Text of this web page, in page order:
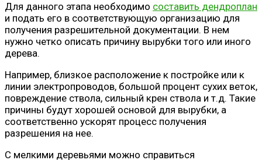
Для данного этапа необходимо составить дендроплан
и подать его в соответствующую организацию для
получения разрешительной документации. В нем
нужно четко описать причину вырубки того или иного
дерева.
Например, близкое расположение к постройке или к
линии электропроводов, большой процент сухих веток,
повреждение ствола, сильный крен ствола и т.д. Такие
причины будут хорошей основой для вырубки, а
соответственно ускорят процесс получения
разрешения на нее.
С мелкими деревьями можно справиться